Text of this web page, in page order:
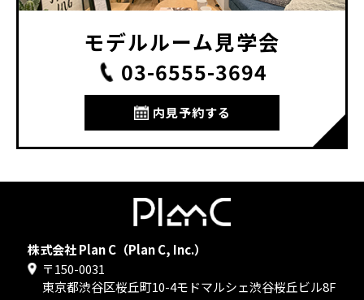
モデルルーム見学会
03-6555-3694
内見予約する
株式会社 Plan C（Plan C, Inc.）
〒150-0031
東京都渋谷区桜丘町10-4モドマルシェ渋谷桜丘ビル8F
<